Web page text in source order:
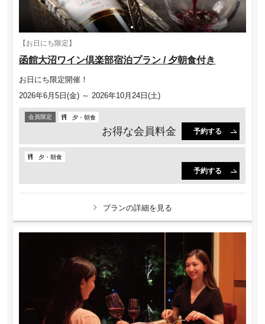
【お日にち限定】
函館大沼ワイン倶楽部宿泊プラン / 夕朝食付き
お日にち限定開催！
2026年6月5日(金) ～ 2026年10月24日(土)
会員限定 夕・朝食
お得な会員料金 予約する
夕・朝食
予約する
プランの詳細を見る